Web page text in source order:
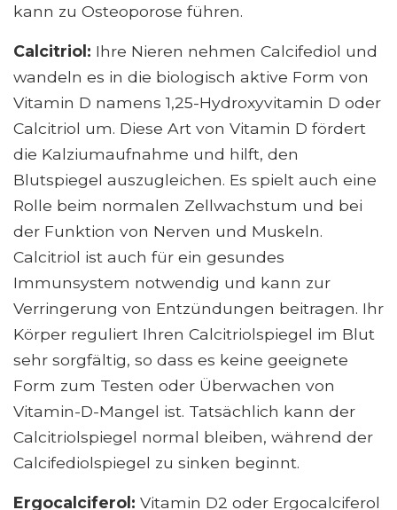
kann zu Osteoporose führen.
Calcitriol: Ihre Nieren nehmen Calcifediol und
wandeln es in die biologisch aktive Form von
Vitamin D namens 1,25-Hydroxyvitamin D oder
Calcitriol um. Diese Art von Vitamin D fördert
die Kalziumaufnahme und hilft, den
Blutspiegel auszugleichen. Es spielt auch eine
Rolle beim normalen Zellwachstum und bei
der Funktion von Nerven und Muskeln.
Calcitriol ist auch für ein gesundes
Immunsystem notwendig und kann zur
Verringerung von Entzündungen beitragen. Ihr
Körper reguliert Ihren Calcitriolspiegel im Blut
sehr sorgfältig, so dass es keine geeignete
Form zum Testen oder Überwachen von
Vitamin-D-Mangel ist. Tatsächlich kann der
Calcitriolspiegel normal bleiben, während der
Calcifediolspiegel zu sinken beginnt.
Ergocalciferol: Vitamin D2 oder Ergocalciferol